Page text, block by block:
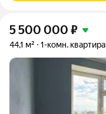
5 500 000 ₽
44,1 м² 1-комн. квартира